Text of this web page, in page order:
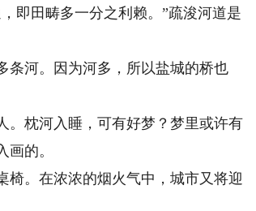
田畴多一分之利赖。”疏浚河道是
河。因为河多，所以盐城的桥也
枕河入睡，可有好梦？梦里或许有
的。
。在浓浓的烟火气中，城市又将迎